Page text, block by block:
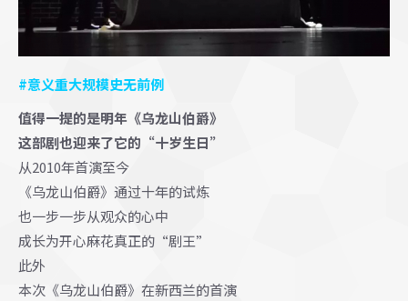
#意义重大规模史无前例
值得一提的是明年《乌龙山伯爵》
这部剧也迎来了它的“十岁生日”
从2010年首演至今
《乌龙山伯爵》通过十年的试炼
也一步一步从观众的心中
成长为开心麻花真正的“剧王”
此外
本次《乌龙山伯爵》在新西兰的首演